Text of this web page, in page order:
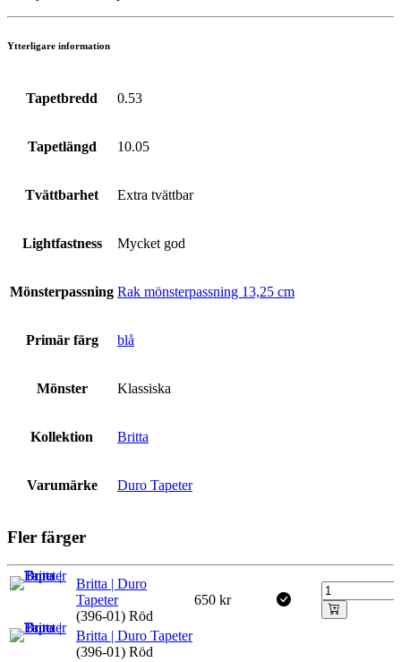
Ytterligare information
Tapetbredd 0.53
Tapetlängd 10.05
Tvättbarhet Extra tvättbar
Lightfastness Mycket god
Mönsterpassning Rak mönsterpassning 13,25 cm
Primär färg blå
Mönster Klassiska
Kollektion Britta
Varumärke Duro Tapeter
Fler färger
Britta | Duro
Tapeter
(396-01) Röd
650 kr
Britta | Duro Tapeter
(396-01) Röd